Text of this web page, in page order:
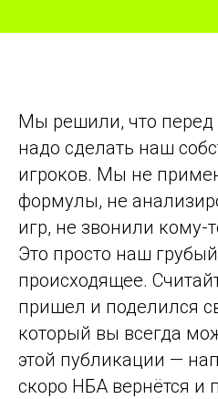
Мы решили, что
надо сделать наш
игроков. Мы не
формулы, не
игр, не звонили кому-
Это просто наш
происходящее.
пришел и поделился
который вы всегда
этой публикации —
скоро НБА вернётся и